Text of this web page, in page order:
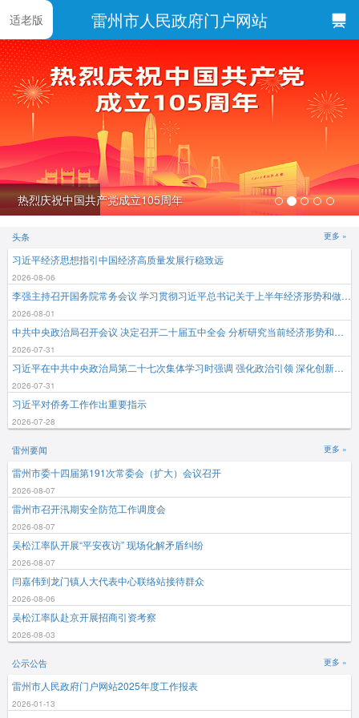
雷州市人民政府门户网站
适老版
热烈庆祝中国共产党成立105周年
头条 更多 »
习近平经济思想指引中国经济高质量发展行稳致远
2026-08-06
李强主持召开国务院常务会议 学习贯彻习近平总书记关于上半年经济形势和做好下半年经济工作的重要讲话精神
2026-08-01
中共中央政治局召开会议 决定召开二十届五中全会 分析研究当前经济形势和经济工作 中共中央总书记习近平主持会议
2026-07-31
习近平在中共中央政治局第二十七次集体学习时强调 强化政治引领 深化创新发展 高质量推进国防和军队现代化
2026-07-31
习近平对侨务工作作出重要指示
2026-07-28
雷州要闻 更多 »
雷州市委十四届第191次常委会（扩大）会议召开
2026-08-07
雷州市召开汛期安全防范工作调度会
2026-08-07
吴松江率队开展“平安夜访” 现场化解矛盾纠纷
2026-08-07
闫嘉伟到龙门镇人大代表中心联络站接待群众
2026-08-06
吴松江率队赴京开展招商引资考察
2026-08-03
公示公告 更多 »
雷州市人民政府门户网站2025年度工作报表
2026-01-13